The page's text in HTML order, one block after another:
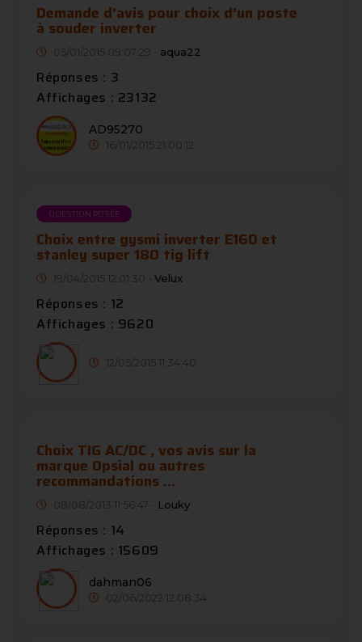
Demande d'avis pour choix d'un poste
à souder inverter
05/01/2015 09:07:29 - aqua22
Réponses : 3
Affichages : 23132
AD95270
16/01/2015 21:00:12
QUESTION POSÉE
Choix entre gysmi inverter E160 et
stanley super 180 tig lift
19/04/2015 12:01:30 - Velux
Réponses : 12
Affichages : 9620
12/05/2015 11:34:40
Choix TIG AC/DC , vos avis sur la
marque Opsial ou autres
recommandations ...
08/08/2013 11:56:47 - Louky
Réponses : 14
Affichages : 15609
dahman06
02/06/2022 12:08:34